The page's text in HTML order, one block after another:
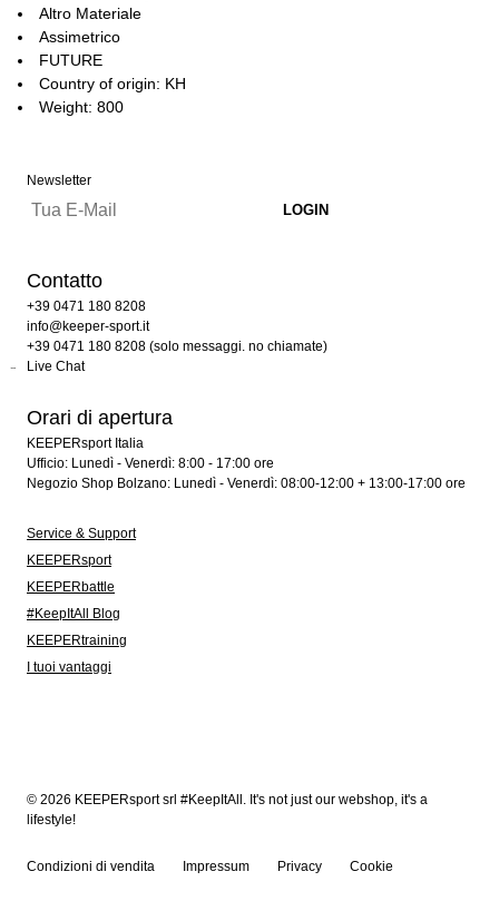
Altro Materiale
Assimetrico
FUTURE
Country of origin: KH
Weight: 800
Newsletter
Contatto
+39 0471 180 8208
info@keeper-sport.it
+39 0471 180 8208 (solo messaggi. no chiamate)
Live Chat
Orari di apertura
KEEPERsport Italia
Ufficio: Lunedì - Venerdì: 8:00 - 17:00 ore
Negozio Shop Bolzano: Lunedì - Venerdì: 08:00-12:00 + 13:00-17:00 ore
Service & Support
KEEPERsport
KEEPERbattle
#KeepItAll Blog
KEEPERtraining
I tuoi vantaggi
© 2026 KEEPERsport srl #KeepItAll. It's not just our webshop, it's a
lifestyle!
Condizioni di vendita Impressum Privacy Cookie